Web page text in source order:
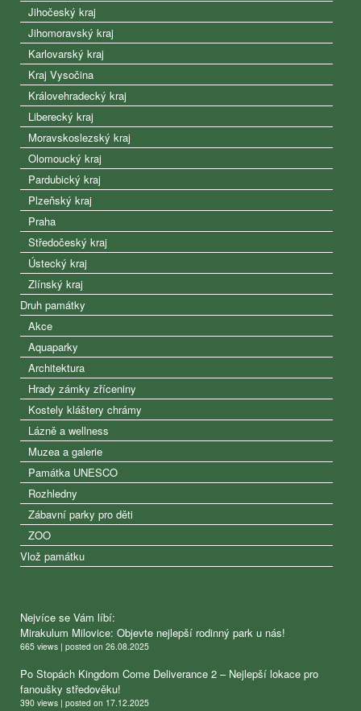
Jihočeský kraj
Jihomoravský kraj
Karlovarský kraj
Kraj Vysočina
Královehradecký kraj
Liberecký kraj
Moravskoslezský kraj
Olomoucký kraj
Pardubický kraj
Plzeňský kraj
Praha
Středočeský kraj
Ústecký kraj
Zlínský kraj
Druh památky
Akce
Aquaparky
Architektura
Hrady zámky zříceniny
Kostely kláštery chrámy
Lázně a wellness
Muzea a galerie
Památka UNESCO
Rozhledny
Zábavní parky pro děti
ZOO
Vlož památku
Nejvíce se Vám líbí:
Mirakulum Milovice: Objevte nejlepší rodinný park u nás!
665 views | posted on 26.08.2025
Po Stopách Kingdom Come Deliverance 2 – Nejlepší lokace pro
fanoušky středověku!
390 views | posted on 17.12.2025